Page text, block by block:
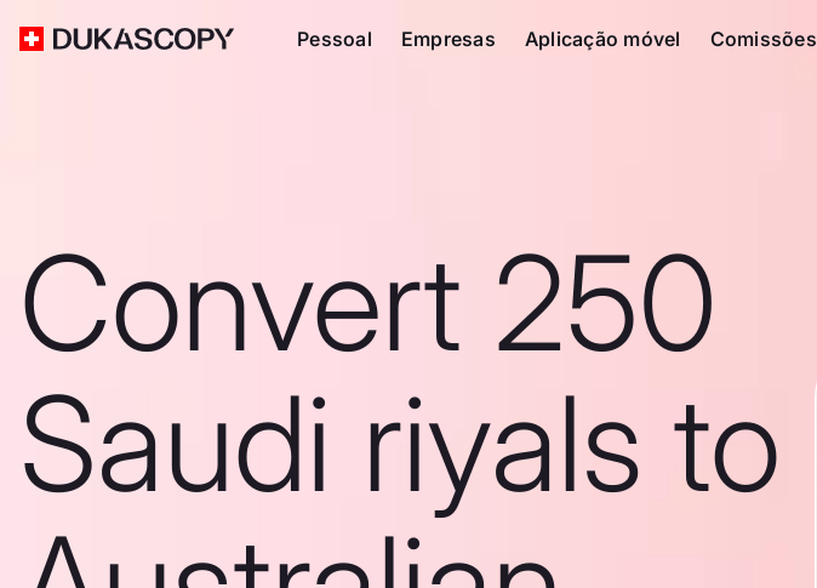
Pessoal Empresas Aplicação móvel Comissões
Convert 250
Saudi riyals to